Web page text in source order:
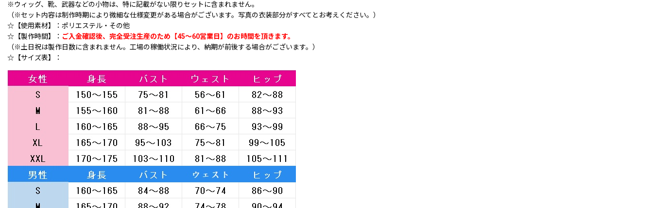
※ウィッグ、靴、武器などの小物は、特に記載がない限りセットに含まれません。
（※セット内容は制作時期により微細な仕様変更がある場合がございます。写真の衣装部分がすべてとお考えください。）
☆【使用素材】：ポリエステル・その他
☆【製作時間】： ご入金確認後、完全受注生産のため【45〜60営業日】のお時間を頂きます。
（※土日祝は製作日数に含まれません。工場の稼働状況により、納期が前後する場合がございます。）
☆【サイズ表】：